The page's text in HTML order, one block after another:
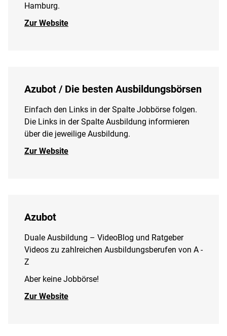
Hamburg.
Zur Website
Azubot / Die besten Ausbildungsbörsen
Einfach den Links in der Spalte Jobbörse folgen.
Die Links in der Spalte Ausbildung informieren
über die jeweilige Ausbildung.
Zur Website
Azubot
Duale Ausbildung – VideoBlog und Ratgeber
Videos zu zahlreichen Ausbildungsberufen von A -
Z
Aber keine Jobbörse!
Zur Website